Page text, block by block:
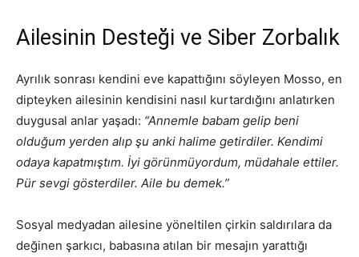
Ailesinin Desteği ve Siber Zorbalık
Ayrılık sonrası kendini eve kapattığını söyleyen Mosso, en
dipteyken ailesinin kendisini nasıl kurtardığını anlatırken
duygusal anlar yaşadı: “Annemle babam gelip beni
olduğum yerden alıp şu anki halime getirdiler. Kendimi
odaya kapatmıştım. İyi görünmüyordum, müdahale ettiler.
Pür sevgi gösterdiler. Aile bu demek.”
Sosyal medyadan ailesine yöneltilen çirkin saldırılara da
değinen şarkıcı, babasına atılan bir mesajın yarattığı